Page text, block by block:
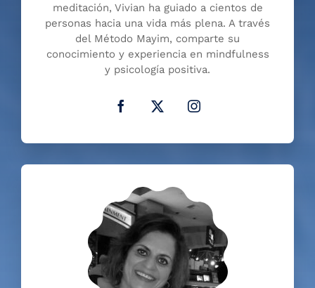
meditación, Vivian ha guiado a cientos de
personas hacia una vida más plena. A través
del Método Mayim, comparte su
conocimiento y experiencia en mindfulness
y psicología positiva.